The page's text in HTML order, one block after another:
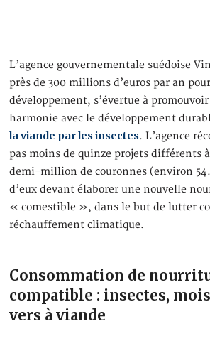
L’agence gouvernementale suédoise
près de 300 millions d’euros par an
développement, s’évertue à
harmonie avec le développement
la viande par les insectes. L’agence
pas moins de quinze projets différents
demi-million de couronnes (environ
d’eux devant élaborer une nouvelle
« comestible », dans le but de lutter
réchauffement climatique.
Consommation de
compatible : insectes,
vers à viande